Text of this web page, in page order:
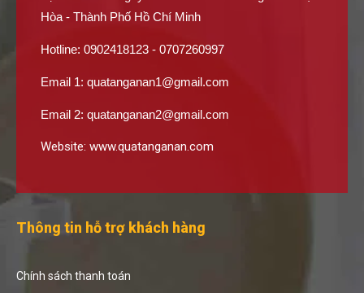
Hòa - Thành Phố Hồ Chí Minh
Hotline: 0902418123 - 0707260997
Email 1: quatanganan1@gmail.com
Email 2: quatanganan2@gmail.com
Website: www.quatanganan.com
Thông tin hỗ trợ khách hàng
Chính sách thanh toán